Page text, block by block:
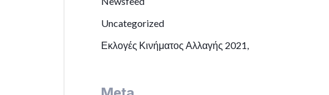
Uncategorized
Εκλογές Κινήματος Αλλαγής 2021,